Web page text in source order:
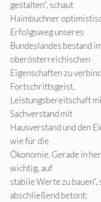
gestalten“, schaut
Haimbuchner
Erfolgsweg unseres
Bundeslandes bestand
oberösterreichischen
Eigenschaften zu
Fortschrittsgeist,
Leistungsbereitschaft
Sachverstand mit
Hausverstand und den
wie für die
Ökonomie. Gerade in
wichtig, auf
stabile Werte zu
abschließend betont: